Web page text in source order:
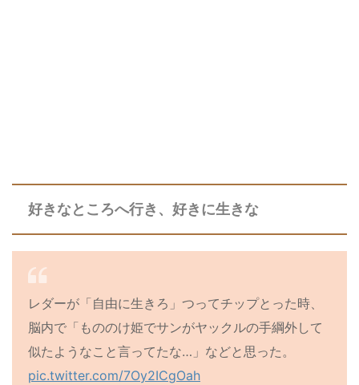
好きなところへ行き、好きに生きな
レダーが「自由に生きろ」つってチップとった時、
脳内で「もののけ姫でサンがヤックルの手綱外して
似たようなこと言ってたな…」などと思った。
pic.twitter.com/7Oy2ICgOah